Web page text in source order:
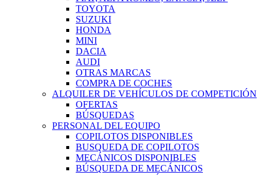
TOYOTA
SUZUKI
HONDA
MINI
DACIA
AUDI
OTRAS MARCAS
COMPRA DE COCHES
ALQUILER DE VEHÍCULOS DE COMPETICIÓN
OFERTAS
BÚSQUEDAS
PERSONAL DEL EQUIPO
COPILOTOS DISPONIBLES
BUSQUEDA DE COPILOTOS
MECÁNICOS DISPONIBLES
BÚSQUEDA DE MECÁNICOS